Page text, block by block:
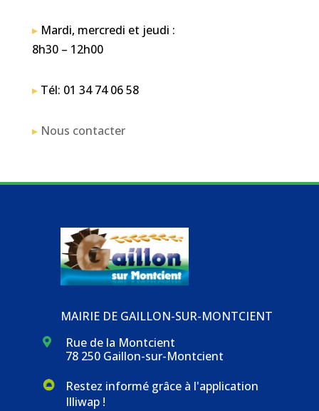
▸Mardi, mercredi et jeudi :
8h30 – 12h00
▸Tél: 01 34 74 06 58
▸ Nous contacter
MAIRIE DE GAILLON-SUR-MONTCIENT

Rue de la Montcient
78 250 Gaillon-sur-Montcient
Restez informé grâce à l'application
Illiwap !